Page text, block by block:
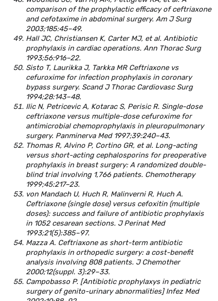
comparison of the prophylactic efficacy of ceftriaxone
and cefotaxime in abdominal surgery. Am J Surg
2003;185:45–49.
Hall JC, Christiansen K, Carter MJ, et al. Antibiotic
prophylaxis in cardiac operations. Ann Thorac Surg
1993;56:916–22.
Sisto T, Laurikka J, Tarkka MR Ceftriaxone vs
cefuroxime for infection prophylaxis in coronary
bypass surgery. Scand J Thorac Cardiovasc Surg
1994;28:143–48.
Ilic N, Petricevic A, Kotarac S, Perisic R. Single-dose
ceftriaxone versus multiple-dose cefuroxime for
antimicrobial chemoprophylaxis in pleuropulmonary
surgery. Panminerva Med 1997;39:240–43.
Thomas R, Alvino P, Cortino GR, et al. Long-acting
versus short-acting cephalosporins for preoperative
prophylaxis in breast surgery: A randomized double-
blind trial involving 1,766 patients. Chemotherapy
1999;45:217–23.
von Mandach U, Huch R, Malinverni R, Huch A.
Ceftriaxone (single dose) versus cefoxitin (multiple
doses): success and failure of antibiotic prophylaxis
in 1052 cesarean sections. J Perinat Med
1993;21(5):385–97.
Mazza A. Ceftriaxone as short-term antibiotic
prophylaxis in orthopedic surgery: a cost-benefit
analysis involving 808 patients. J Chemother
2000;12(suppl. 3):29–33.
Campobasso P. [Antibiotic prophylaxys in pediatric
surgery of genito-urinary abnormalities] Infez Med